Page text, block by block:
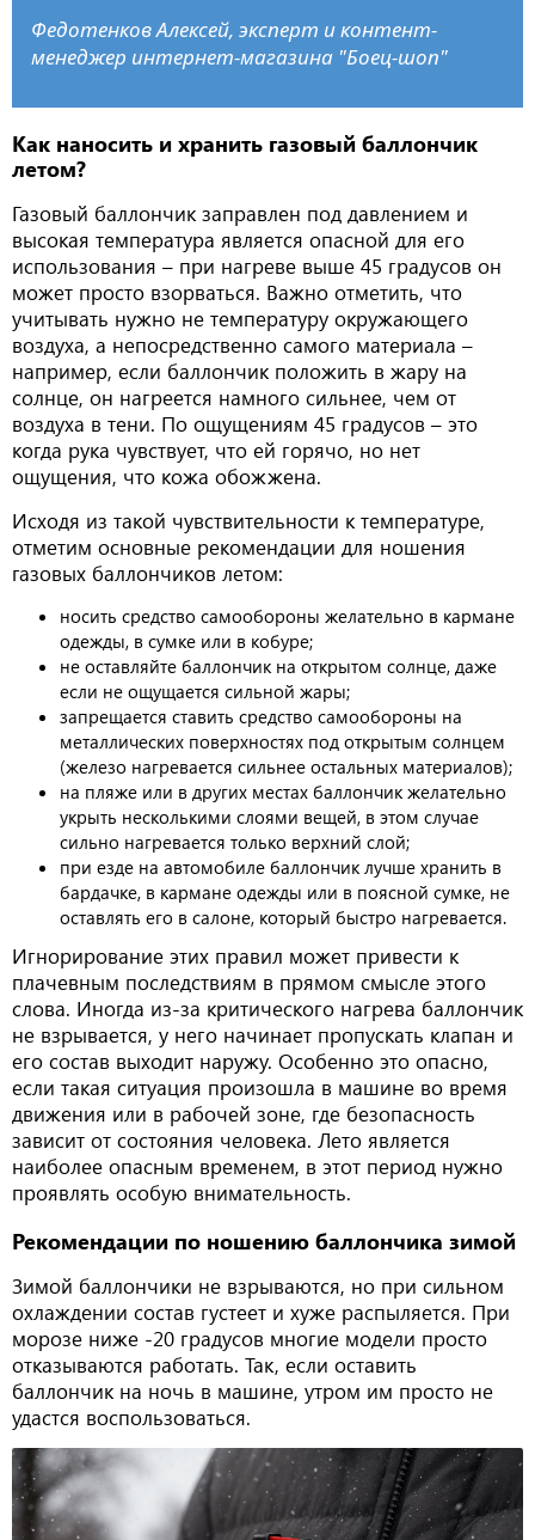
Федотенков Алексей, эксперт и контент-
менеджер интернет-магазина "Боец-шоп"
Как наносить и хранить газовый баллончик
летом?
Газовый баллончик заправлен под давлением и
высокая температура является опасной для его
использования – при нагреве выше 45 градусов он
может просто взорваться. Важно отметить, что
учитывать нужно не температуру окружающего
воздуха, а непосредственно самого материала –
например, если баллончик положить в жару на
солнце, он нагреется намного сильнее, чем от
воздуха в тени. По ощущениям 45 градусов – это
когда рука чувствует, что ей горячо, но нет
ощущения, что кожа обожжена.
Исходя из такой чувствительности к температуре,
отметим основные рекомендации для ношения
газовых баллончиков летом:
носить средство самообороны желательно в кармане
одежды, в сумке или в кобуре;
не оставляйте баллончик на открытом солнце, даже
если не ощущается сильной жары;
запрещается ставить средство самообороны на
металлических поверхностях под открытым солнцем
(железо нагревается сильнее остальных материалов);
на пляже или в других местах баллончик желательно
укрыть несколькими слоями вещей, в этом случае
сильно нагревается только верхний слой;
при езде на автомобиле баллончик лучше хранить в
бардачке, в кармане одежды или в поясной сумке, не
оставлять его в салоне, который быстро нагревается.
Игнорирование этих правил может привести к
плачевным последствиям в прямом смысле этого
слова. Иногда из-за критического нагрева баллончик
не взрывается, у него начинает пропускать клапан и
его состав выходит наружу. Особенно это опасно,
если такая ситуация произошла в машине во время
движения или в рабочей зоне, где безопасность
зависит от состояния человека. Лето является
наиболее опасным временем, в этот период нужно
проявлять особую внимательность.
Рекомендации по ношению баллончика зимой
Зимой баллончики не взрываются, но при сильном
охлаждении состав густеет и хуже распыляется. При
морозе ниже -20 градусов многие модели просто
отказываются работать. Так, если оставить
баллончик на ночь в машине, утром им просто не
удастся воспользоваться.